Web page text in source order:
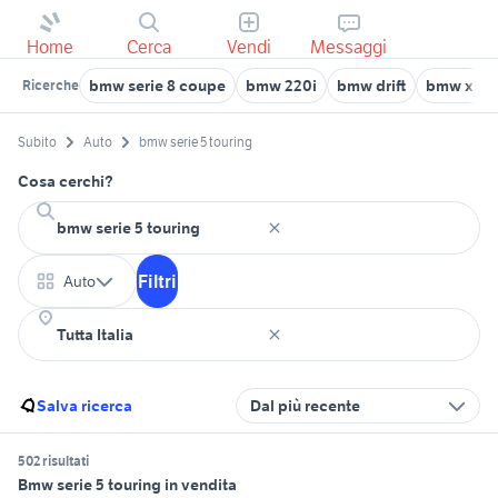
Home Cerca Vendi Messaggi
Ricerche bmw serie 8 coupe bmw 220i bmw drift bmw x5m
Subito Auto bmw serie 5 touring
Cosa cerchi?
Auto Filtri
Salva ricerca Dal più recente
502 risultati
Bmw serie 5 touring in vendita